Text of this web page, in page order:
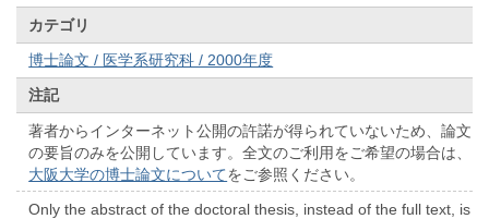
カテゴリ
博士論文 / 医学系研究科 / 2000年度
注記
著者からインターネット公開の許諾が得られていないため、論文
の要旨のみを公開しています。全文のご利用をご希望の場合は、
大阪大学の博士論文についてをご参照ください。
Only the abstract of the doctoral thesis, instead of the full text, is